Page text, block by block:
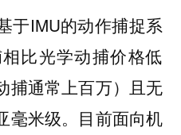
于IMU的动作捕捉系
比光学动捕价格低
捕通常上百万）且无
毫米级。目前面向机